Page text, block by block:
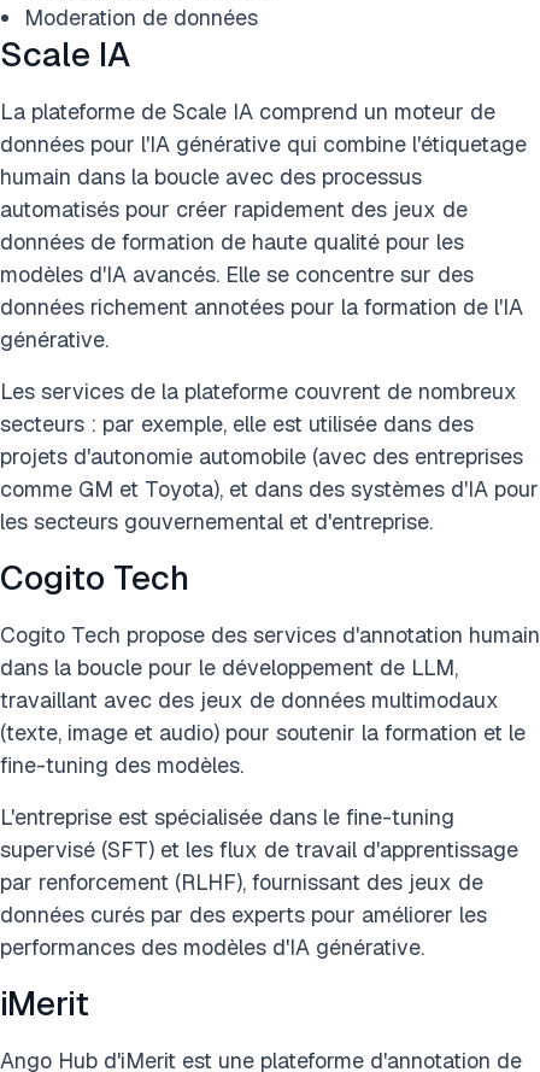
Moderation de données
Scale IA
La plateforme de Scale IA comprend un moteur de
données pour l'IA générative qui combine l'étiquetage
humain dans la boucle avec des processus
automatisés pour créer rapidement des jeux de
données de formation de haute qualité pour les
modèles d'IA avancés. Elle se concentre sur des
données richement annotées pour la formation de l'IA
générative.
Les services de la plateforme couvrent de nombreux
secteurs : par exemple, elle est utilisée dans des
projets d'autonomie automobile (avec des entreprises
comme GM et Toyota), et dans des systèmes d'IA pour
les secteurs gouvernemental et d'entreprise.
Cogito Tech
Cogito Tech propose des services d'annotation humain
dans la boucle pour le développement de LLM,
travaillant avec des jeux de données multimodaux
(texte, image et audio) pour soutenir la formation et le
fine-tuning des modèles.
L'entreprise est spécialisée dans le fine-tuning
supervisé (SFT) et les flux de travail d'apprentissage
par renforcement (RLHF), fournissant des jeux de
données curés par des experts pour améliorer les
performances des modèles d'IA générative.
iMerit
Ango Hub d'iMerit est une plateforme d'annotation de